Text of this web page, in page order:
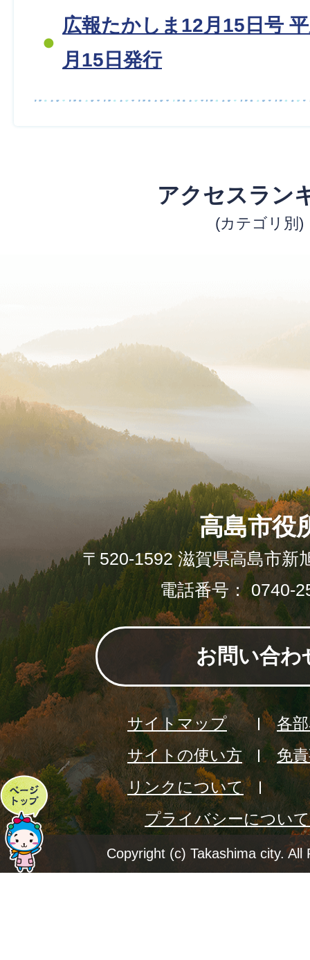
広報たかしま12月15日号
月15日発行
アクセスラン
(カテゴリ別)
ペ
ー
ジ
高島市役
〒520-1592 滋賀県高島市新
電話番号： 0740-
お問い合わ
サイトマップ
各
サイトの使い方
免
リンクについて
プライバシーについて
Copyright (c) Takashima city. All